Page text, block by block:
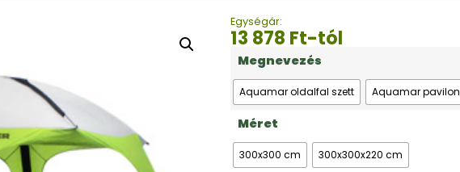
Egységár:
13 878 Ft-tól
Megnevezés
Aquamar oldalfal szett Aquamar pavilon
Méret
300x300 cm 300x300x220 cm